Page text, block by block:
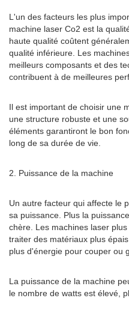
L'un des facteurs les plus
machine laser Co2 est la
haute qualité coûtent
qualité inférieure. Les
meilleurs composants et des
contribuent à de meilleures
Il est important de choisir une
une structure robuste et une
éléments garantiront le bon
long de sa durée de vie.
2. Puissance de la machine
Un autre facteur qui affecte le
sa puissance. Plus la
chère. Les machines laser
traiter des matériaux plus
plus d'énergie pour couper ou
La puissance de la machine
le nombre de watts est élevé,